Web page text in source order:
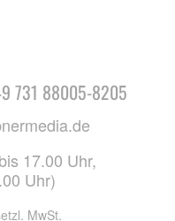
731 88005-8205
17.00 Uhr,
Uhr)
MwSt.